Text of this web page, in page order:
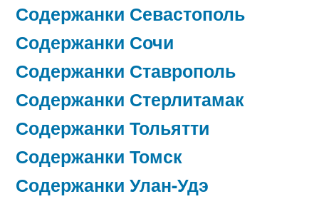
Содержанки Севастополь
Содержанки Сочи
Содержанки Ставрополь
Содержанки Стерлитамак
Содержанки Тольятти
Содержанки Томск
Содержанки Улан-Удэ